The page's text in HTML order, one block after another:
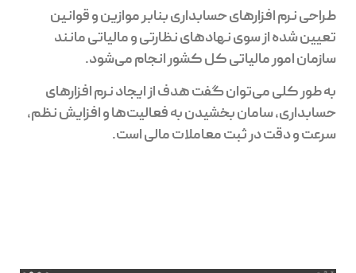
طراحی نرم افزارهای حسابداری بنابر موازین و قوانین
تعیین شده از سوی نهادهای نظارتی و مالیاتی مانند
سازمان امور مالیاتی کل کشور انجام می‌شود.
به طور کلی می‌توان گفت هدف از ایجاد نرم افزارهای
حسابداری، سامان بخشیدن به فعالیت‌ها و افزایش نظم،
سرعت و دقت در ثبت معاملات مالی است.